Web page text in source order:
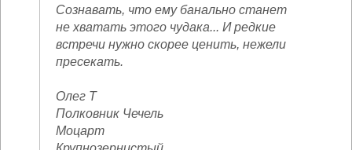
Сознавать, что ему банально станет
не хватать этого чудака... И редкие
встречи нужно скорее ценить, нежели
пресекать.
Олег Т
Полковник Чечель
Моцарт